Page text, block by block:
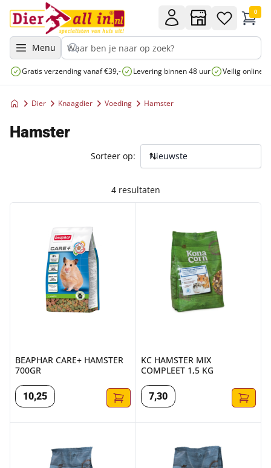
Menu
0
Gratis verzending vanaf €39,- Levering binnen 48 uur Veilig online
Dier Knaagdier Voeding Hamster
Hamster
4 resultaten
Sorteer op:
BEAPHAR CARE+ HAMSTER
700GR
10,25
KC HAMSTER MIX
COMPLEET 1,5 KG
7,30